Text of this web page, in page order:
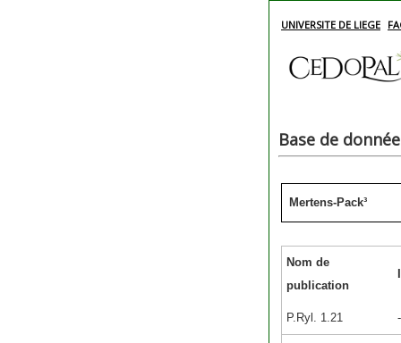
UNIVERSITE DE LIEGE
Base de
Mertens-Pack³
Nom de
publication
P.Ryl. 1.21